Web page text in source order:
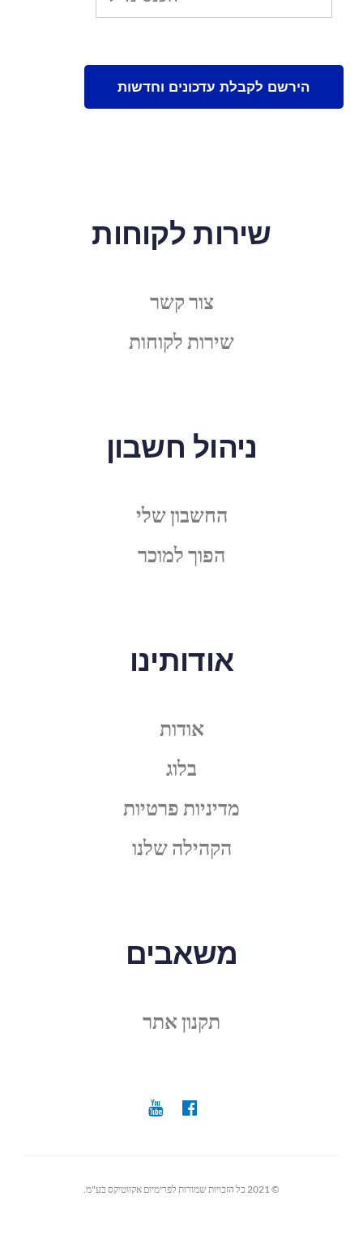
שירות לקוחות
צור קשר
שירות לקוחות
ניהול חשבון
החשבון שלי
הפוך למוכר
אודותינו
אודות
בלוג
מדיניות פרטיות
הקהילה שלנו
משאבים
תקנון אתר
© 2021 כל הזכויות שמורות לפרימיום אקווטיקס בע"מ.